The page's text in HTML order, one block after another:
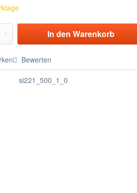
In den Warenkorb
Bewerten
si221_500_1_0